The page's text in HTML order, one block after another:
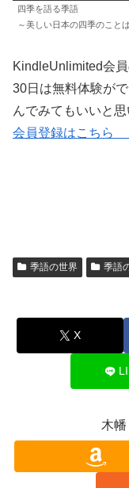
四季を語る季語
～美しい日本の四季のこと
KindleUnlimited会
30日は無料体験が
んでみてもいいと
会員登録はこちら
季語の世界 季語
X
木